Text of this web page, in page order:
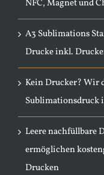
NFC, Magnet und
A3 Sublimations
Drucke inkl.
Kein Drucker? Wir
Sublimationsdruck
Leere nachfüllbare
ermöglichen
Drucken